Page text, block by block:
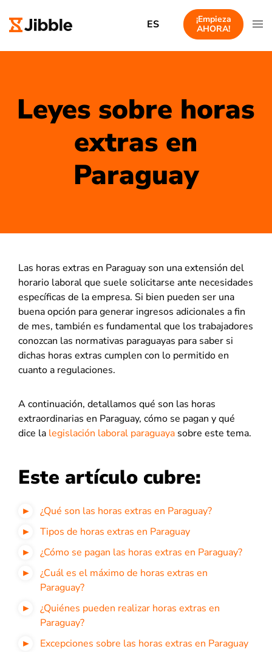
ES
¡Empieza
AHORA!
Leyes sobre horas
extras en
Paraguay
Las horas extras en Paraguay son una extensión del
horario laboral que suele solicitarse ante necesidades
específicas de la empresa. Si bien pueden ser una
buena opción para generar ingresos adicionales a fin
de mes, también es fundamental que los trabajadores
conozcan las normativas paraguayas para saber si
dichas horas extras cumplen con lo permitido en
cuanto a regulaciones.
A continuación, detallamos qué son las horas
extraordinarias en Paraguay, cómo se pagan y qué
dice la legislación laboral paraguaya sobre este tema.
Este artículo cubre:
¿Qué son las horas extras en Paraguay?
Tipos de horas extras en Paraguay
¿Cómo se pagan las horas extras en Paraguay?
¿Cuál es el máximo de horas extras en
Paraguay?
¿Quiénes pueden realizar horas extras en
Paraguay?
Excepciones sobre las horas extras en Paraguay